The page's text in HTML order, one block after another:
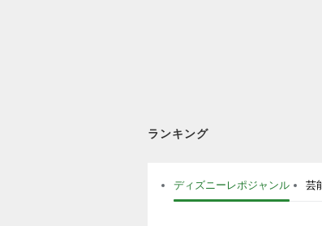
ランキング
ディズニーレポジャンル 芸